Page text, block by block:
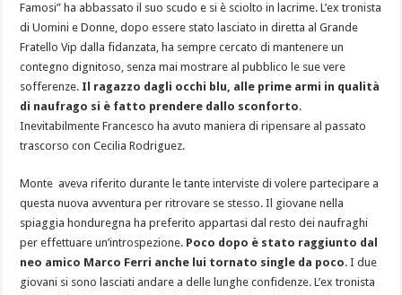
Famosi” ha abbassato il suo scudo e si è sciolto in lacrime. L’ex tronista
di Uomini e Donne, dopo essere stato lasciato in diretta al Grande
Fratello Vip dalla fidanzata, ha sempre cercato di mantenere un
contegno dignitoso, senza mai mostrare al pubblico le sue vere
sofferenze. Il ragazzo dagli occhi blu, alle prime armi in qualità
di naufrago si è fatto prendere dallo sconforto.
Inevitabilmente Francesco ha avuto maniera di ripensare al passato
trascorso con Cecilia Rodriguez.
Monte aveva riferito durante le tante interviste di volere partecipare a
questa nuova avventura per ritrovare se stesso. Il giovane nella
spiaggia honduregna ha preferito appartasi dal resto dei naufraghi
per effettuare un’introspezione. Poco dopo è stato raggiunto dal
neo amico Marco Ferri anche lui tornato single da poco. I due
giovani si sono lasciati andare a delle lunghe confidenze. L’ex tronista